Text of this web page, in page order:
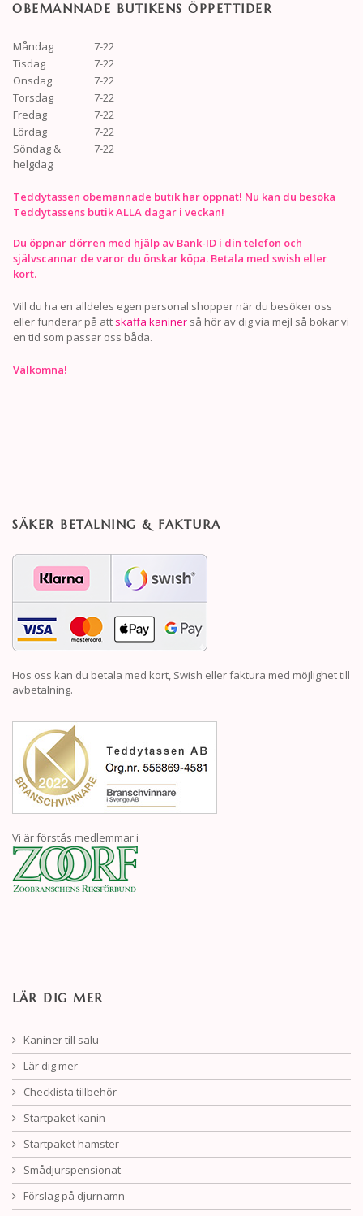
OBEMANNADE BUTIKENS ÖPPETTIDER
Måndag
7-22
Tisdag
7-22
Onsdag
7-22
Torsdag
7-22
Fredag
7-22
Lördag
7-22
Söndag &
helgdag
7-22
Teddytassen obemannade butik har öppnat! Nu kan du besöka
Teddytassens butik ALLA dagar i veckan!
Du öppnar dörren med hjälp av Bank-ID i din telefon och
självscannar de varor du önskar köpa. Betala med swish eller
kort.
Vill du ha en alldeles egen personal shopper när du besöker oss
eller funderar på att skaffa kaniner så hör av dig via mejl så bokar vi
en tid som passar oss båda.
Välkomna!
SÄKER BETALNING & FAKTURA
Hos oss kan du betala med kort, Swish eller faktura med möjlighet till
avbetalning.
Vi är förstås medlemmar i
LÄR DIG MER
Kaniner till salu
Lär dig mer
Checklista tillbehör
Startpaket kanin
Startpaket hamster
Smådjurspensionat
Förslag på djurnamn